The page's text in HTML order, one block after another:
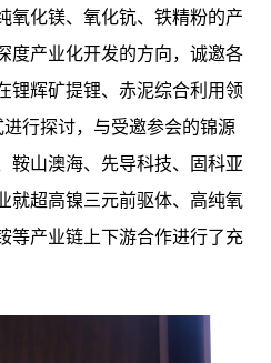
氧化镁、氧化钪、铁精粉的产
度产业化开发的方向，诚邀各
锂辉矿提锂、赤泥综合利用领
行探讨，与受邀参会的锦源
鞍山澳海、先导科技、固科亚
就超高镍三元前驱体、高纯氧
等产业链上下游合作进行了充